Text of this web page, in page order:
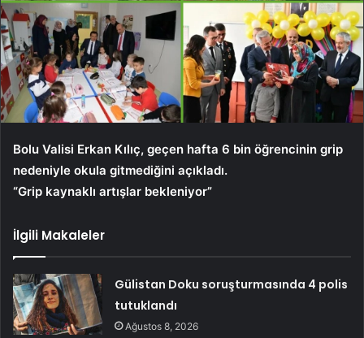
Bolu Valisi Erkan Kılıç, geçen hafta 6 bin öğrencinin grip
nedeniyle okula gitmediğini açıkladı.
“Grip kaynaklı artışlar bekleniyor”
İlgili Makaleler
Gülistan Doku soruşturmasında 4 polis
tutuklandı
Ağustos 8, 2026